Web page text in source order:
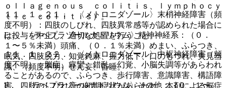
ｏｌｌａｇｅｎｏｕｓ ｃｏｌｉｔｉｓ、ｌｙｍｐｈｏｃｙ
ｔｉｃ ｃｏｌｉｔｉｓ）。
E． 〈ラベプラゾールナトリウム〉精神神経系：（０．
１〜５％未満）頭痛、（０．１％未満）めまい、ふらつき、
眠気、四肢脱力、知覚鈍麻、握力低下、口のもつれ、失見当
識、（頻度不明）せん妄、昏睡。
F． 〈ラベプラゾールナトリウム〉その他：（０．１〜
１１．１．２１． 〈メトロニダゾール〉末梢神経障害（頻
度不明）：四肢のしびれ、四肢異常感等が認められた場合に
は投与を中止し、適切な処置を行うこと。
１１．１．２２． 〈メトロニダゾール〉中枢神経障害（頻
度不明）：脳症、痙攣、錯乱、幻覚、小脳失調等があらわれ
ることがあるので、ふらつき、歩行障害、意識障害、構語障
害、四肢のしびれ等の初期症状があらわれ、本剤による脳症